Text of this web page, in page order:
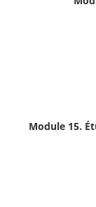
Module 15.